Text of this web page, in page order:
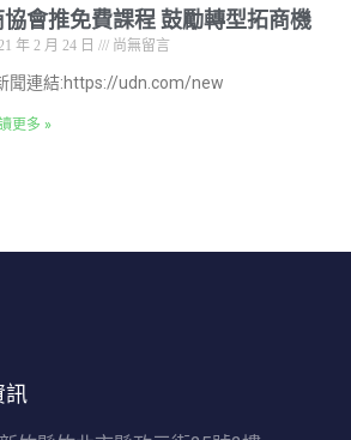
協會推免費課程 鼓勵轉型拓商機
年 2 月 24 日 尚無留言
聞連結:https://udn.com/new
更多 »
訊